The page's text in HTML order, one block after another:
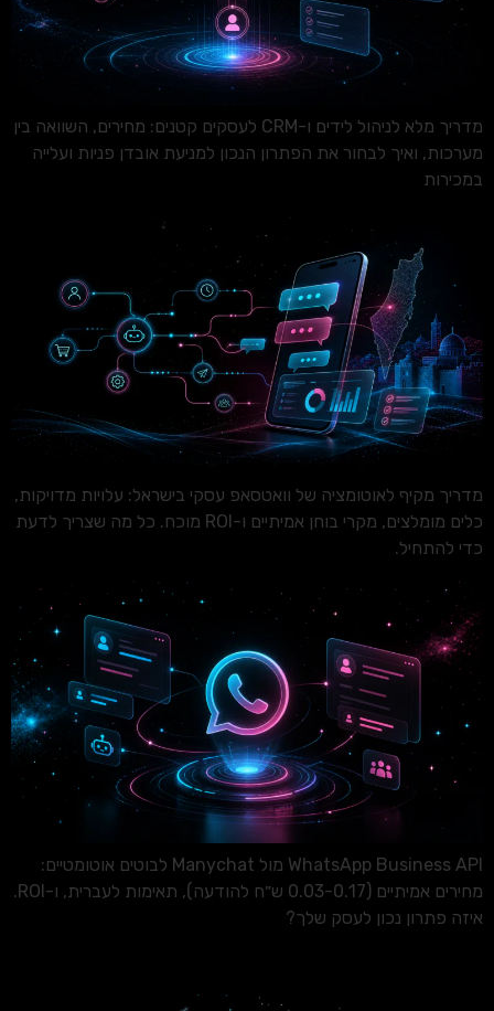
מדריך מלא לניהול לידים ו-CRM לעסקים קטנים: מחירים, השוואה בין
מערכות, ואיך לבחור את הפתרון הנכון למניעת אובדן פניות ועלייה
במכירות
מדריך מקיף לאוטומציה של וואטסאפ עסקי בישראל: עלויות מדויקות,
כלים מומלצים, מקרי בוחן אמיתיים ו-ROI מוכח. כל מה שצריך לדעת
כדי להתחיל.
WhatsApp Business API מול Manychat לבוטים אוטומטיים:
מחירים אמיתיים (0.03-0.17 ש״ח להודעה), תאימות לעברית, ו-ROI.
איזה פתרון נכון לעסק שלך?